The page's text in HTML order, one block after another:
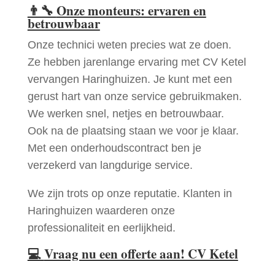
👨‍🔧 Onze monteurs: ervaren en
betrouwbaar
Onze technici weten precies wat ze doen.
Ze hebben jarenlange ervaring met CV Ketel
vervangen Haringhuizen. Je kunt met een
gerust hart van onze service gebruikmaken.
We werken snel, netjes en betrouwbaar.
Ook na de plaatsing staan we voor je klaar.
Met een onderhoudscontract ben je
verzekerd van langdurige service.
We zijn trots op onze reputatie. Klanten in
Haringhuizen waarderen onze
professionaliteit en eerlijkheid.
💻Vraag nu een offerte aan! CV Ketel